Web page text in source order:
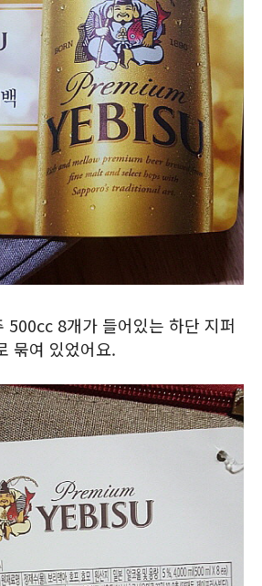
500cc 8개가 들어있는 하단 지퍼
묶여 있었어요.